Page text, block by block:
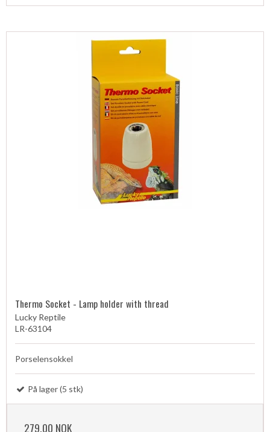
Thermo Socket - Lamp holder with thread
Lucky Reptile
LR-63104
Porselensokkel
På lager (5 stk)
279,00 NOK